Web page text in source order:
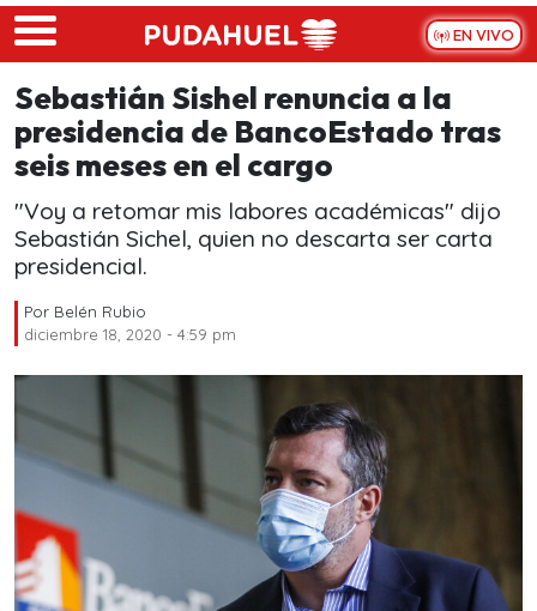
Skip to main content
EN VIVO
Sebastián Sishel renuncia a la
presidencia de BancoEstado tras
seis meses en el cargo
"Voy a retomar mis labores académicas" dijo
Sebastián Sichel, quien no descarta ser carta
presidencial.
Por Belén Rubio
diciembre 18, 2020 - 4:59 pm